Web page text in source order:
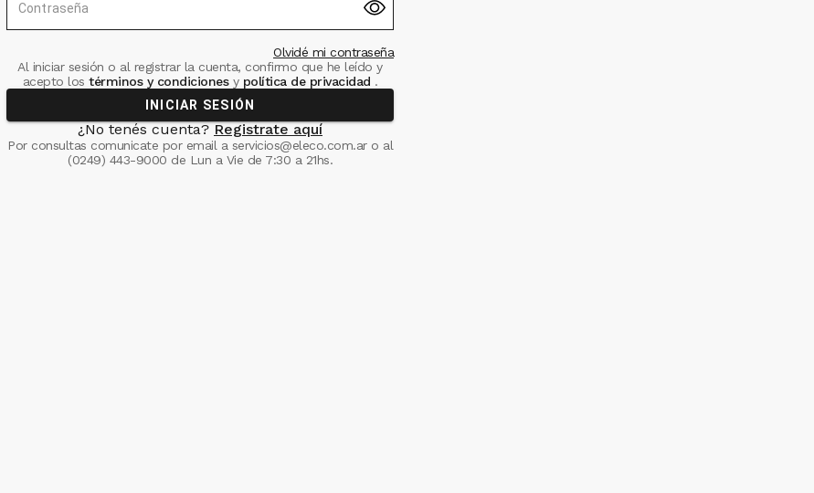
Contraseña
Olvidé mi contraseña
Al iniciar sesión o al registrar la cuenta, confirmo que he leído y
acepto los términos y condiciones ypolítica de privacidad .
INICIAR SESIÓN
¿No tenés cuenta? Registrate aquí
Por consultas comunicate por email a servicios@eleco.com.aro al
(0249) 443-9000 de Lun a Vie de 7:30 a 21hs.